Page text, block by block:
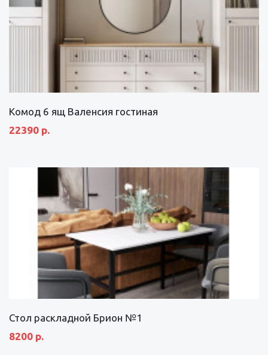
Комод 6 ящ Валенсия гостиная
22390 р.
Стол раскладной Брион №1
8200 р.